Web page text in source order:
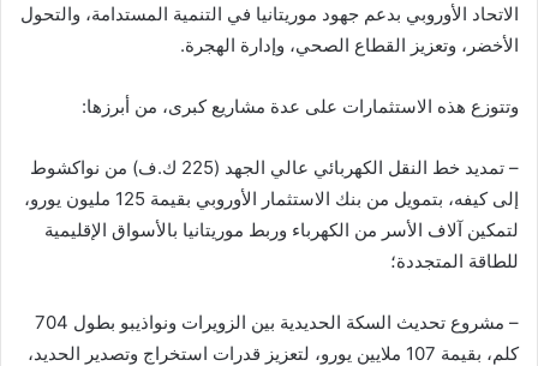
الاتحاد الأوروبي بدعم جهود موريتانيا في التنمية المستدامة، والتحول
الأخضر، وتعزيز القطاع الصحي، وإدارة الهجرة.
وتتوزع هذه الاستثمارات على عدة مشاريع كبرى، من أبرزها:
– تمديد خط النقل الكهربائي عالي الجهد (225 ك.ف) من نواكشوط
إلى كيفه، بتمويل من بنك الاستثمار الأوروبي بقيمة 125 مليون يورو،
لتمكين آلاف الأسر من الكهرباء وربط موريتانيا بالأسواق الإقليمية
للطاقة المتجددة؛
– مشروع تحديث السكة الحديدية بين الزويرات ونواذيبو بطول 704
كلم، بقيمة 107 ملايين يورو، لتعزيز قدرات استخراج وتصدير الحديد،